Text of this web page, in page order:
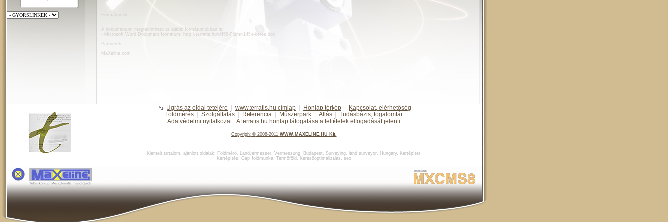
A dokumentum megtekinthető az alábbi formátumokban is:
- Microsoft Word Document formátum:
http://terratis.hu/d458-Fldmr-145-t-keres.doc
Partnerek
MaXeline.com
Ugrás az oldal tetejére www.terratis.hu címlap Honlap térkép
Kapcsolat, elérhetőség
Földmérés
Szolgáltatás Referencia Műszerpark Állás
Tudásbázis, fogalomtár
Adatvédelmi nyilatkozat
A terratis.hu honlap látogatása a feltételek elfogadását jelenti
Copyright©2008-2011 WWW.MAXELINE.HU Kft.
Kiemelt tartalom, ajánlott oldalak: Földmérő, Landvermesser, Vermessung, Budapest , Surveying, land surveyor, Hungary, Kertépítés
Kertépítés , Gépi földmunka, Termőföld , Keresőoptimalizálás , seo